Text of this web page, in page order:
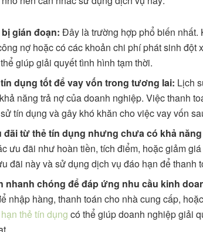
gián đoạn: Đây là trường hợp phổ biến nhất.
nợ hoặc có các khoản chi phí phát sinh đột
giúp giải quyết tình hình tạm thời.
dụng tốt để vay vốn trong tương lai: Lịch
năng trả nợ của doanh nghiệp. Việc thanh
tín dụng và gây khó khăn cho việc vay vốn
từ thẻ tín dụng nhưng chưa có khả
ưu đãi như hoàn tiền, tích điểm, hoặc giảm
đãi này và sử dụng dịch vụ đáo hạn để thanh
nhanh chóng để đáp ứng nhu cầu kinh
nhập hàng, thanh toán cho nhà cung cấp,
thẻ tín dụng có thể giúp doanh nghiệp giải